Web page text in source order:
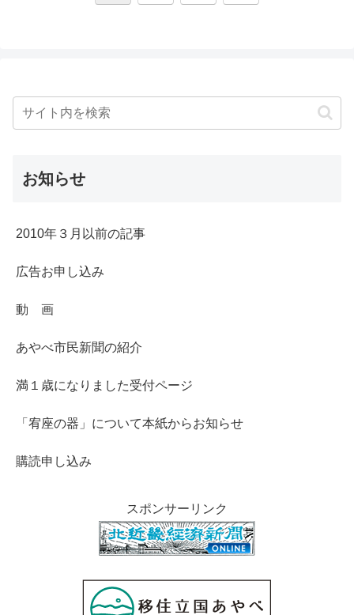
お知らせ
2010年３月以前の記事
広告お申し込み
動 画
あやべ市民新聞の紹介
満１歳になりました受付ページ
「宥座の器」について本紙からお知らせ
購読申し込み
スポンサーリンク